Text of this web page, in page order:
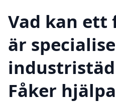
Vad kan ett
är
Fåker